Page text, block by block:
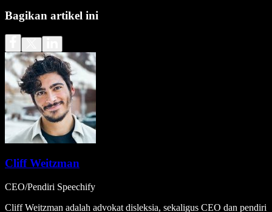
Bagikan artikel ini
Cliff Weitzman
CEO/Pendiri Speechify
Cliff Weitzman adalah advokat disleksia, sekaligus CEO dan pendiri